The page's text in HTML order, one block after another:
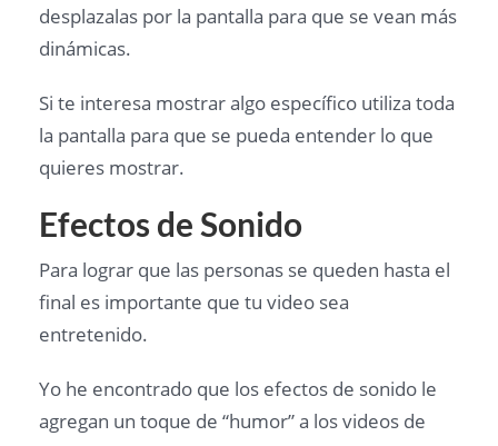
desplazalas por la pantalla para que se vean más
dinámicas.
Si te interesa mostrar algo específico utiliza toda
la pantalla para que se pueda entender lo que
quieres mostrar.
Efectos de Sonido
Para lograr que las personas se queden hasta el
final es importante que tu video sea
entretenido.
Yo he encontrado que los efectos de sonido le
agregan un toque de “humor” a los videos de